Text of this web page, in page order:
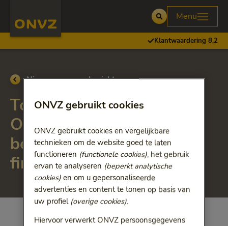
Open
Menu
Klantwaardering 8,2
Ga terug naar
Nieuws- en persberichten
Toegang tot zorg voor
ONVZ verzekerden niet
beperkt vanwege
financiële afspraken
ONVZ gebruikt cookies
ONVZ gebruikt cookies en vergelijkbare
technieken om de website goed te laten
functioneren (functionele cookies), het gebruik
ervan te analyseren (beperkt analytische
cookies)en om u gepersonaliseerde
advertenties en content te tonen op basis van
uw profiel (overige cookies).
Hiervoor verwerkt ONVZ persoonsgegevens